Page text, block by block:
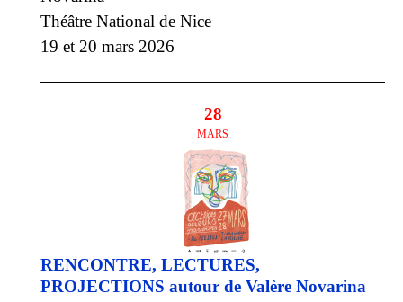
Théâtre National de Nice
19 et 20 mars 2026
28
MARS
RENCONTRE, LECTURES,
PROJECTIONS autour de Valère Novarina